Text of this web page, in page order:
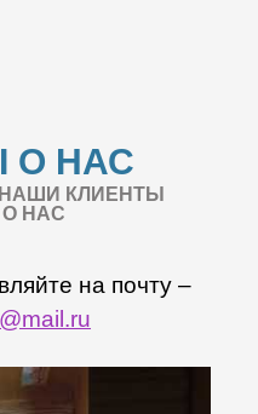
О НАС
КЛИЕНТЫ
НАС
на почту –